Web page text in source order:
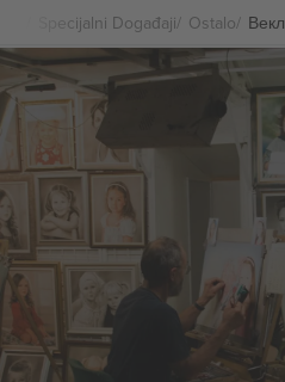
Specijalni Događaji Ostalo